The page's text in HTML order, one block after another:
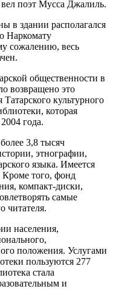
поэт Мусса Джалиль.
в здании располагался
Наркомату
сожалению, весь
общественности в
возвращено это
Татарского культурного
которая
года.
3,8 тысяч
этнографии,
языка. Имеется
Кроме того, фонд
компакт-диски,
самые
читателя.
населения,
положения. Услугами
пользуются 277
стала
и